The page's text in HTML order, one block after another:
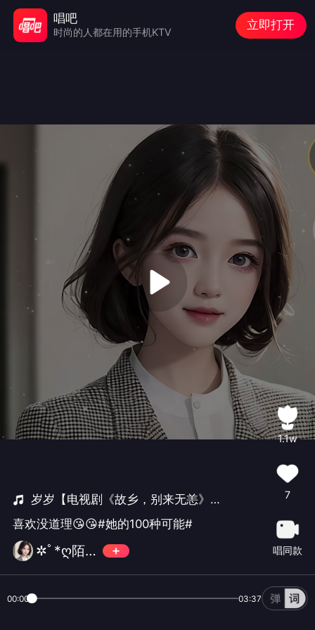
岁岁【电视剧《故乡，别来无恙》重逢曲】
喜欢没道理😘😘#她的100种可能#
✲ﾟ*ღ陌.离ice
1.1w
7
唱同款
00:00 03:37
唱吧
时尚的人都在用的手机KTV
立即打开